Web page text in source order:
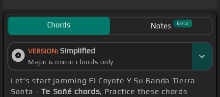
Chords Notes Beta
VERSION: Simplified
Major & minor chords only
Let's start jamming El Coyote Y Su Banda Tierra
Santa - Te Soñé chords, Practice these chords